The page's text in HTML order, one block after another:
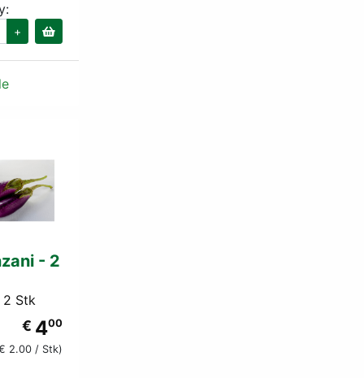
+
- 2
Stk
€ 400
2.00 / Stk)